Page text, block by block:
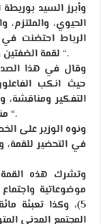
وأبرز السيد
الحيوي،
لقمة الضفتين والتي خصصت لموضوع ” الاقتصاد والتنافسية “.
وقال في هذا
حيث انكب
التفكير ومناقشة،
منتظرة أحيانا، لكنها مواطنة وذات بعد إنساني “.
ونوه الوزير على
في التحضير
وتشرك هذه
5)، وكذا تعبئة